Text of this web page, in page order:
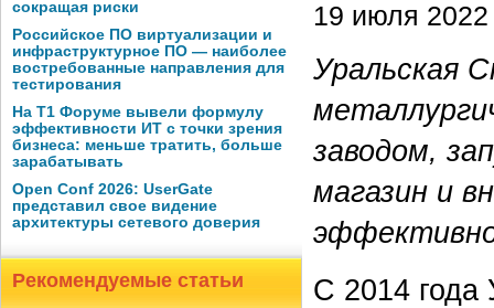
сокращая риски
Российское ПО виртуализации и
инфраструктурное ПО — наиболее
востребованные направления для
тестирования
На Т1 Форуме вывели формулу
эффективности ИТ с точки зрения
бизнеса: меньше тратить, больше
зарабатывать
Open Conf 2026: UserGate
представил свое видение
архитектуры сетевого доверия
Рекомендуемые статьи
19 июля 2022
Уральская
заводом,
магазин и
С 2014 года